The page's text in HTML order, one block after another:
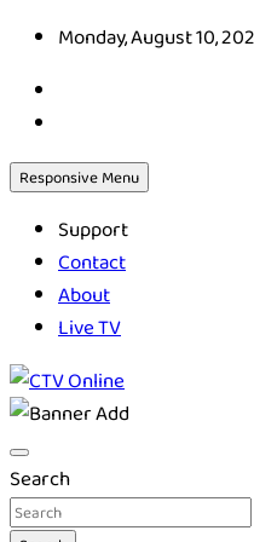
Skip
content
Monday, August 10,
Responsive Menu
Support
Contact
About
Live TV
CTV Online
Search